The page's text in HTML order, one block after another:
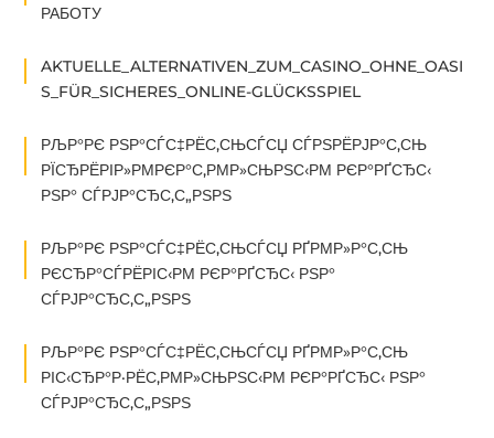
РАБОТУ
AKTUELLE_ALTERNATIVEN_ZUM_CASINO_OHNE_OASI
S_FÜR_SICHERES_ONLINE-GLÜCKSSPIEL
РЉР°РЄ РЅР°СЃС‡РЁС‚СЊСЃСЏ СЃРЅРЁРЈР°С‚СЊ
РЇСЂРЁРІР»РΜРЄР°С‚РΜР»СЊРЅС‹РΜ РЄР°РҐСЂС‹
РЅР° СЃРЈР°СЂС‚С„РЅРЅ
РЉР°РЄ РЅР°СЃС‡РЁС‚СЊСЃСЏ РҐРΜР»Р°С‚СЊ
РЄСЂР°СЃРЁРІС‹РΜ РЄР°РҐСЂС‹ РЅР°
СЃРЈР°СЂС‚С„РЅРЅ
РЉР°РЄ РЅР°СЃС‡РЁС‚СЊСЃСЏ РҐРΜР»Р°С‚СЊ
РІС‹СЂР°Р·РЁС‚РΜР»СЊРЅС‹РΜ РЄР°РҐСЂС‹ РЅР°
СЃРЈР°СЂС‚С„РЅРЅ